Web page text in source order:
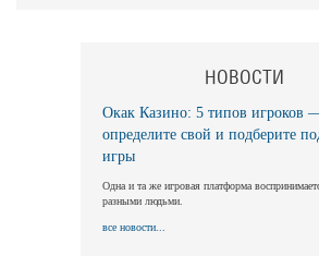
НОВОСТИ
Окак Казино: 5 типов игроков
определите свой и подберите
игры
Одна и та же игровая платформа
разными людьми.
все новости...